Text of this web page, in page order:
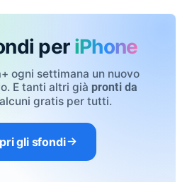
per iPhone
ogni settimana un nuovo
E tanti altri già pronti da
gratis per tutti.
gli sfondi